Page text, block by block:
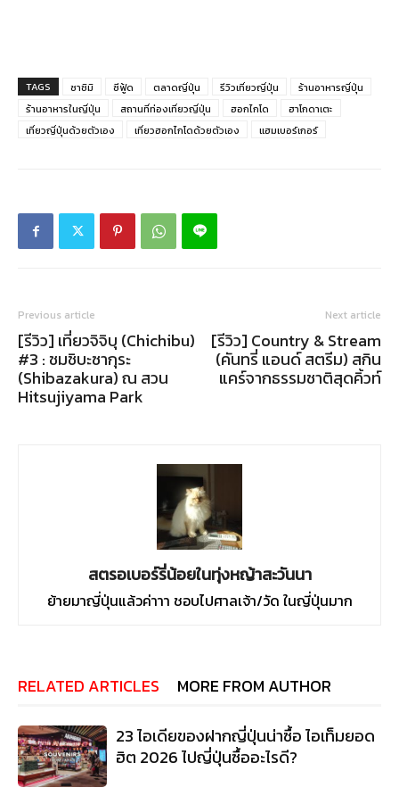
TAGS ซาชิมิ ซีฟู้ด ตลาดญี่ปุ่น รีวิวเที่ยวญี่ปุ่น
ร้านอาหารญี่ปุ่น
ร้านอาหารในญี่ปุ่น
สถานที่ท่องเที่ยวญี่ปุ่น ฮอกไกโด
ฮาโกดาเตะ
เที่ยวญี่ปุ่นด้วยตัวเอง
เที่ยวฮอกไกโดด้วยตัวเอง แฮมเบอร์เกอร์
Previous article
[รีวิว] เที่ยวจิจิบุ (Chichibu)
#3 : ชมชิบะซากุระ
(Shibazakura) ณ สวน
Hitsujiyama Park
Next article
[รีวิว] Country & Stream
(คันทรี่ แอนด์ สตรีม) สกิน
แคร์จากธรรมชาติสุดคิ้วท์
สตรอเบอร์รี่น้อยในทุ่งหญ้าสะวันนา
ย้ายมาญี่ปุ่นแล้วค่าาา ชอบไปศาลเจ้า/วัด ในญี่ปุ่นมาก
RELATED ARTICLES MORE FROM AUTHOR
23 ไอเดียของฝากญี่ปุ่นน่าซื้อ ไอเท็มยอด
ฮิต 2026 ไปญี่ปุ่นซื้ออะไรดี?